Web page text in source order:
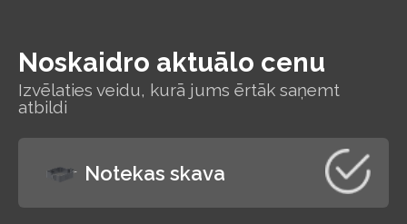
Noskaidro aktuālo cenu
Izvēlaties veidu, kurā jums ērtāk saņemt
atbildi
Notekas skava